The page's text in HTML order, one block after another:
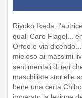
Riyoko Ikeda,
quali Caro Flagel...
Orfeo e via
mieloso ai massimi
sentimentali di ieri
maschiliste storielle
bene una certa